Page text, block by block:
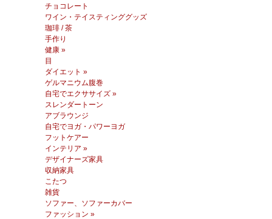
チョコレート
ワイン・テイスティンググッズ
珈琲 / 茶
手作り
健康 »
目
ダイエット »
ゲルマニウム腹巻
自宅でエクササイズ »
スレンダートーン
アブラウンジ
自宅でヨガ・パワーヨガ
フットケアー
インテリア »
デザイナーズ家具
収納家具
こたつ
雑貨
ソファー、ソファーカバー
ファッション »